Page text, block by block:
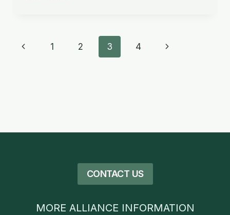
2025
Page
Previous
1 2 3 4
Next
CONTACT US
MORE ALLIANCE INFORMATION